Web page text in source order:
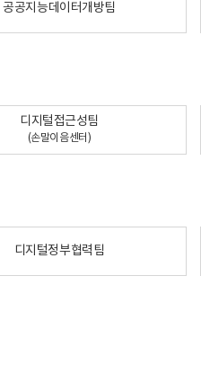
공공지능데이터개방팀
디지털접근성팀
(손말이음센터)
디지털정부협력팀